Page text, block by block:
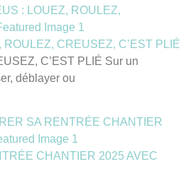
CREUSEZ, C’EST PLIÉ
C’EST PLIÉ Sur un
déblayer ou
CHANTIER 2025 AVEC